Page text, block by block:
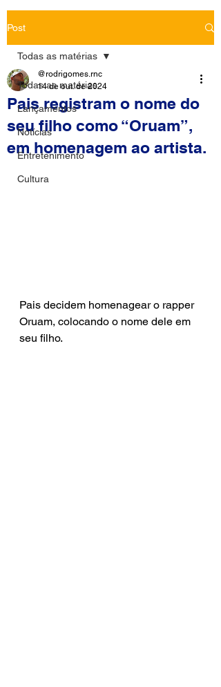
Post
Todas as matérias
Lançamentos
Notícias
Entretenimento
Cultura
Todas as matérias
Pais registram o nome do
seu filho como “Oruam”,
em homenagem ao artista.
@rodrigomes.rnc
14 de out. de 2024
Pais decidem homenagear o rapper
Oruam, colocando o nome dele em
seu filho.